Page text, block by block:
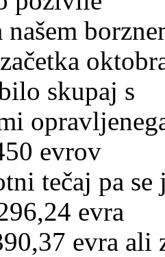
skupaj s
evrov
tečaj pa se
evra
evra ali